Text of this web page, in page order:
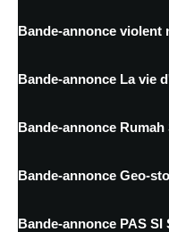
Bande-annonce violent
Bande-annonce La vie
Bande-annonce Rumah
Bande-annonce Geo-
Bande-annonce PAS SI